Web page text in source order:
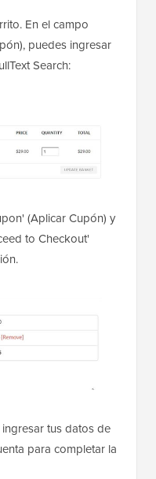
En el campo
puedes ingresar
Search:
(Aplicar Cupón) y
to Checkout'
tus datos de
para completar la